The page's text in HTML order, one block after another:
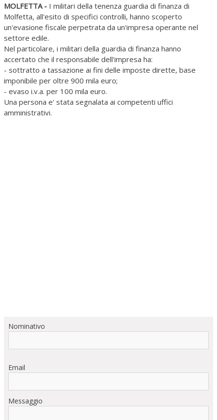
MOLFETTA - I militari della tenenza guardia di finanza di
Molfetta, all'esito di specifici controlli, hanno scoperto
un'evasione fiscale perpetrata da un'impresa operante nel
settore edile.
Nel particolare, i militari della guardia di finanza hanno
accertato che il responsabile dell'impresa ha:
- sottratto a tassazione ai fini delle imposte dirette, base
imponibile per oltre 900 mila euro;
- evaso i.v.a. per 100 mila euro.
Una persona e' stata segnalata ai competenti uffici
amministrativi.
Nominativo
Email
Messaggio